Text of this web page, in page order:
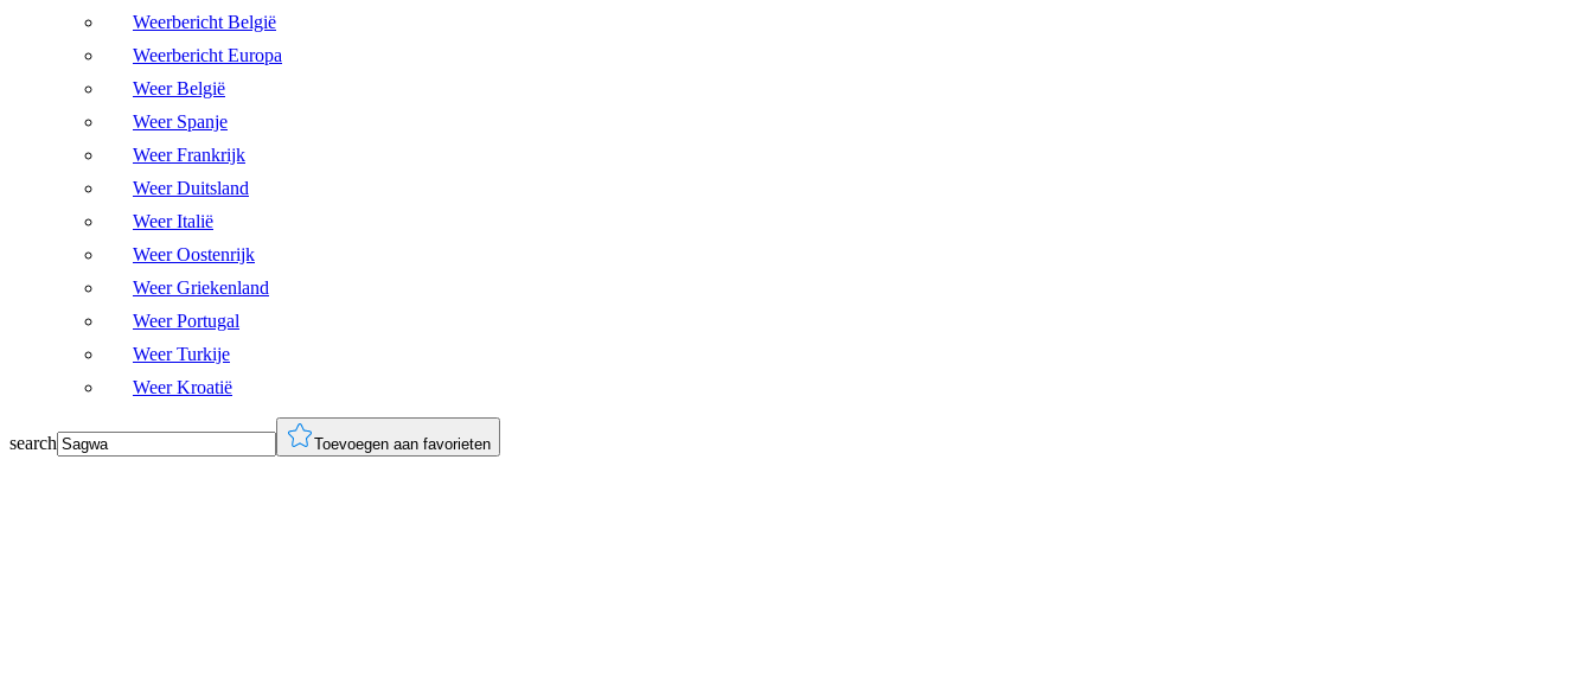
Weerbericht België
Weerbericht Europa
Weer België
Weer Spanje
Weer Frankrijk
Weer Duitsland
Weer Italië
Weer Oostenrijk
Weer Griekenland
Weer Portugal
Weer Turkije
Weer Kroatië
search Toevoegen aan favorieten